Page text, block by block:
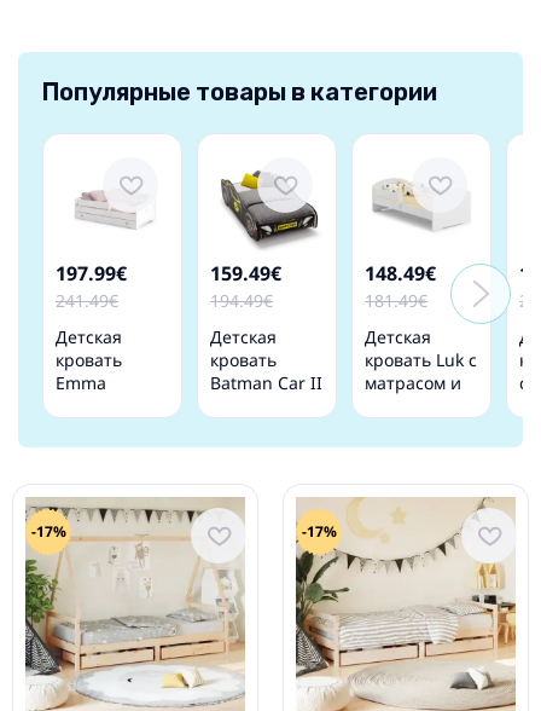
Популярные товары в категории
197.99€
241.49€
Детская
кровать
Emma
ящиком
159.49€
194.49€
Детская
кровать
Batman Car II
Черная
148.49€
181.49€
Детская
кровать Luk с
матрасом и
см х 85 см х
с
-17% -17%